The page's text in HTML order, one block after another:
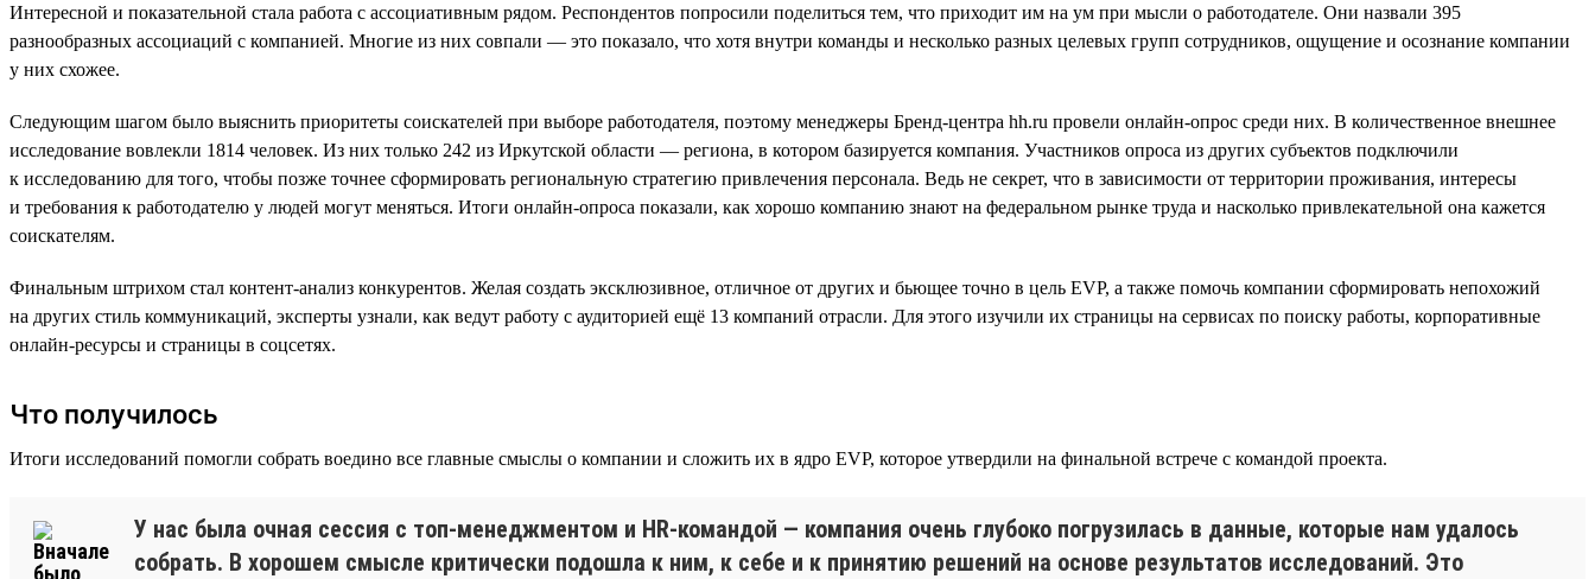
Интересной и показательной стала работа с ассоциативным рядом. Респондентов попросили поделиться тем, что приходит им на ум при мысли о работодателе. Они назвали 395
разнообразных ассоциаций с компанией. Многие из них совпали — это показало, что хотя внутри команды и несколько разных целевых групп сотрудников, ощущение и осознание компании
у них схожее.
Следующим шагом было выяснить приоритеты соискателей при выборе работодателя, поэтому менеджеры Бренд-центра hh.ru провели онлайн-опрос среди них. В количественное внешнее
исследование вовлекли 1814 человек. Из них только 242 из Иркутской области — региона, в котором базируется компания. Участников опроса из других субъектов подключили
к исследованию для того, чтобы позже точнее сформировать региональную стратегию привлечения персонала. Ведь не секрет, что в зависимости от территории проживания, интересы
и требования к работодателю у людей могут меняться. Итоги онлайн-опроса показали, как хорошо компанию знают на федеральном рынке труда и насколько привлекательной она кажется
соискателям.
Финальным штрихом стал контент-анализ конкурентов. Желая создать эксклюзивное, отличное от других и бьющее точно в цель EVP, а также помочь компании сформировать непохожий
на других стиль коммуникаций, эксперты узнали, как ведут работу с аудиторией ещё 13 компаний отрасли. Для этого изучили их страницы на сервисах по поиску работы, корпоративные
онлайн-ресурсы и страницы в соцсетях.
Что получилось
Итоги исследований помогли собрать воедино все главные смыслы о компании и сложить их в ядро EVP, которое утвердили на финальной встрече с командой проекта.
У нас была очная сессия с топ-менеджментом и HR-командой — компания очень глубоко погрузилась в данные, которые нам удалось
собрать. В хорошем смысле критически подошла к ним, к себе и к принятию решений на основе результатов исследований. Это